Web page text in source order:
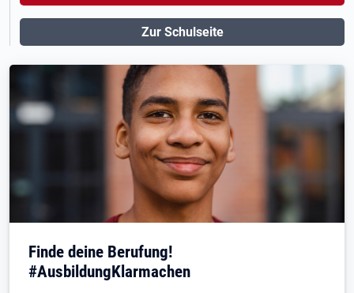
Zur Schulseite
Finde deine Berufung!
#AusbildungKlarmachen